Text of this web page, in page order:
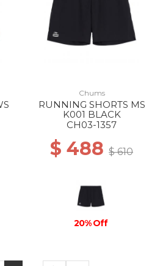
Chums
RUNNING SHORTS MS
K001 BLACK
CH03-1357
$ 488 $ 610
20% Off